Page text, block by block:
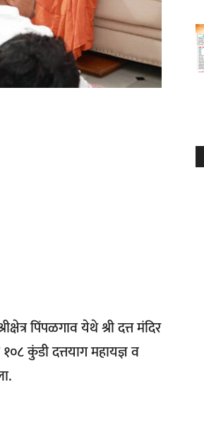
पिंपळगाव येथे श्री दत्त मंदिर
कुंडी दत्तयाग महायज्ञ व